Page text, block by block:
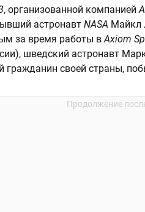
, организованной компанией
астронавт NASA Майкл
за время работы вAxiom
шведский астронавт
гражданин своей страны,